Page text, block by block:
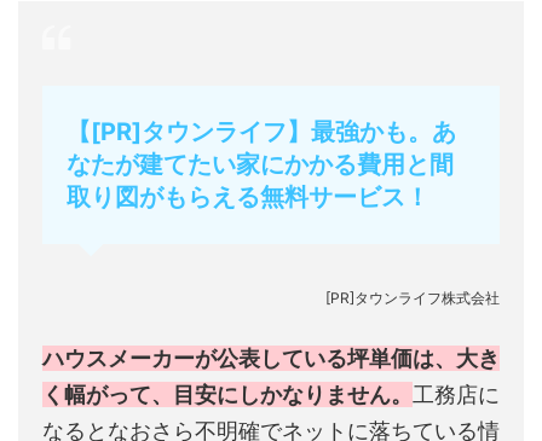
【[PR]タウンライフ】最強かも。あ
なたが建てたい家にかかる費用と間
取り図がもらえる無料サービス！
[PR]タウンライフ株式会社
ハウスメーカーが公表している坪単価は、大き
く幅がって、目安にしかなりません。 工務店に
なるとなおさら不明確でネットに落ちている情